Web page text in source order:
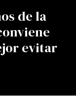
de la
evitar